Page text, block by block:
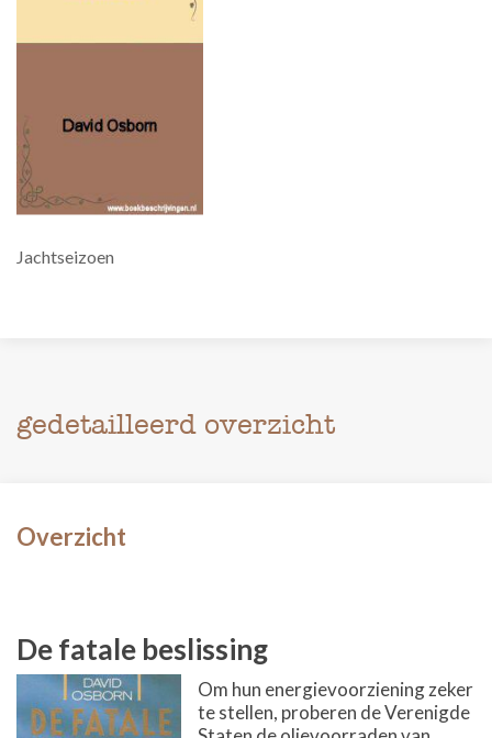
Jachtseizoen
gedetailleerd overzicht
Overzicht
De fatale beslissing
Om hun energievoorziening zeker
te stellen, proberen de Verenigde